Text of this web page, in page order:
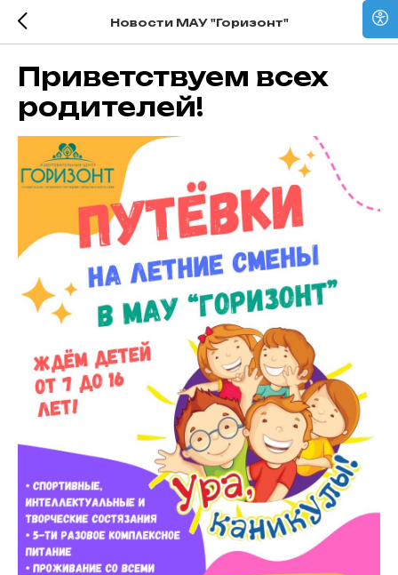
Новости МАУ "Горизонт"
Приветствуем всех
родителей!